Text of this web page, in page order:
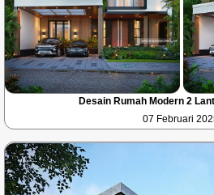
Desain Rumah Modern 2
07 Februari